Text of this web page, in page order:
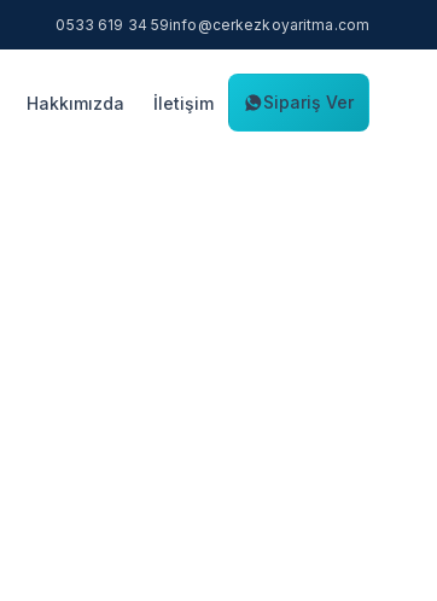
0533 619 34 59info@cerkezkoyaritma.com
Hakkımızda İletişim Sipariş Ver